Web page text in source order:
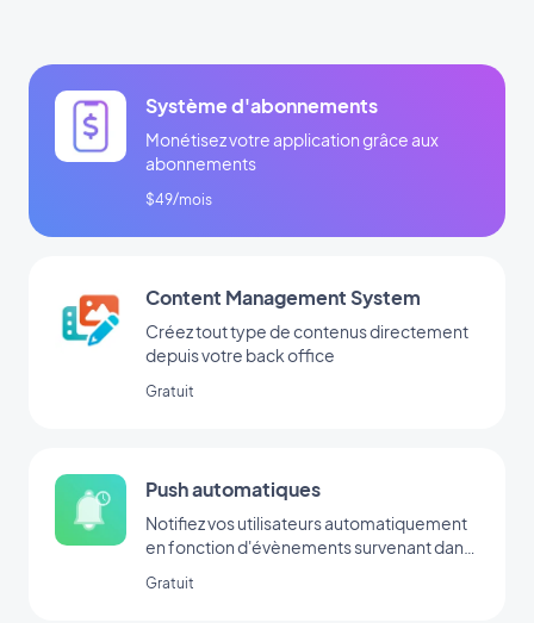
Système d'abonnements
Monétisez votre application grâce aux
abonnements
$49/mois
Content Management System
Créez tout type de contenus directement
depuis votre back office
Gratuit
Push automatiques
Notifiez vos utilisateurs automatiquement
en fonction d'évènements survenant dans
Gratuit